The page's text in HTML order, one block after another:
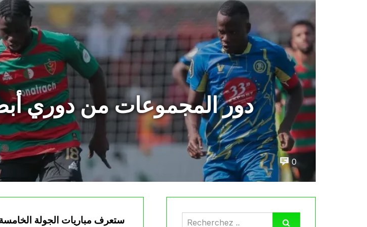
دور المجموعات من دوري
0
ستعرف مباريات الجولة